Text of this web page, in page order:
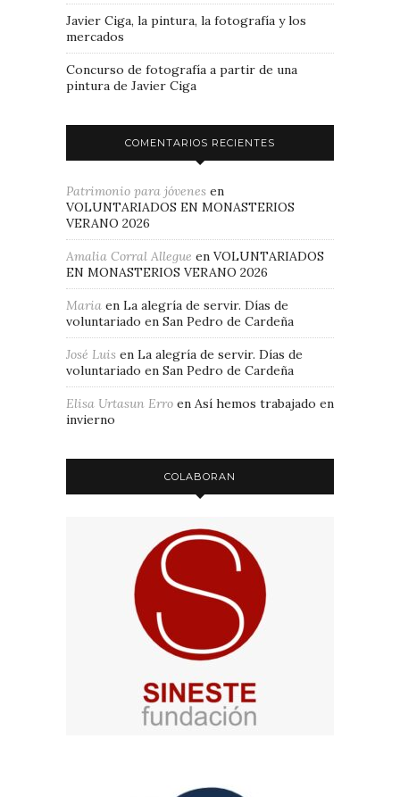
Javier Ciga, la pintura, la fotografía y los
mercados
Concurso de fotografía a partir de una
pintura de Javier Ciga
COMENTARIOS RECIENTES
Patrimonio para jóvenes en
VOLUNTARIADOS EN MONASTERIOS
VERANO 2026
Amalia Corral Allegue en VOLUNTARIADOS
EN MONASTERIOS VERANO 2026
Maria en La alegría de servir. Días de
voluntariado en San Pedro de Cardeña
José Luis en La alegría de servir. Días de
voluntariado en San Pedro de Cardeña
Elisa Urtasun Erro en Así hemos trabajado en
invierno
COLABORAN